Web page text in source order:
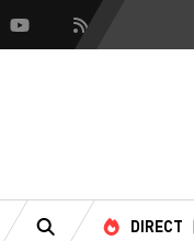
YoutubeFlux RSS
RECHERCHE
DIRECT